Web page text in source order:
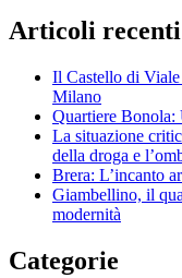
Articoli recenti
Il Castello di Viale
Milano
Quartiere Bonola:
La situazione
della droga e
Brera: L’incanto
Giambellino, il
modernità
Categorie